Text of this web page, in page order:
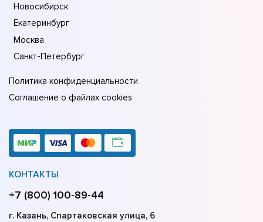
Новосибирск
Екатеринбург
Москва
Санкт-Петербург
Политика конфиденциальности
Соглашение о файлах cookies
КОНТАКТЫ
+7 (800) 100-89-44
г. Казань, Спартаковская улица, 6